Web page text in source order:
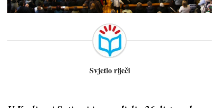
Svjetlo riječi